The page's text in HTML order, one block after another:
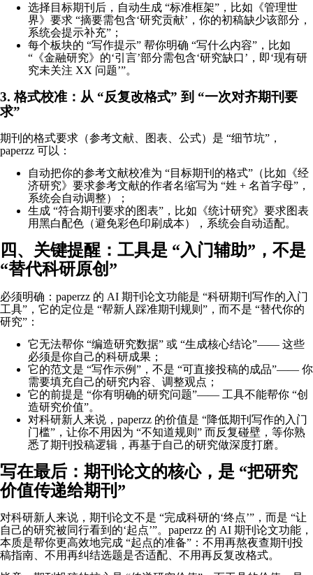
选择目标期刊后，自动生成 “标准框架”，比如《管理世
界》要求 “摘要需包含‘研究贡献’，你的初稿缺少该部分，
系统会提示补充”；
每个板块的 “写作提示” 帮你明确 “写什么内容”，比如
“《金融研究》的‘引言’部分需包含‘研究缺口’，即‘现有研
究未关注 XX 问题’”。
3. 格式校准：从 “反复改格式” 到 “一次对齐期刊要
求”
期刊的格式要求（参考文献、图表、公式）是 “细节坑”，
paperzz 可以：
自动把你的参考文献校准为 “目标期刊的格式”（比如《经
济研究》要求参考文献的作者名缩写为 “姓 + 名首字母”，
系统会自动调整）；
生成 “符合期刊要求的图表”，比如《统计研究》要求图表
用黑白配色（避免彩色印刷成本），系统会自动适配。
四、关键提醒：工具是 “入门辅助”，不是
“替代科研原创”
必须明确：paperzz 的 AI 期刊论文功能是 “科研期刊写作的入门
工具”，它的定位是 “帮新人踩准期刊规则”，而不是 “替代你的
研究”：
它无法帮你 “编造研究数据” 或 “生成核心结论”—— 这些
必须是你自己的科研成果；
它的范文是 “写作示例”，不是 “可直接投稿的成品”—— 你
需要填充自己的研究内容、调整观点；
它的前提是 “你有明确的研究问题”—— 工具不能帮你 “创
造研究价值”。
对科研新人来说，paperzz 的价值是 “降低期刊写作的入门
门槛”，让你不用因为 “不知道规则” 而反复碰壁，等你熟
悉了期刊投稿逻辑，再基于自己的研究做深度打磨。
写在最后：期刊论文的核心，是 “把研究
价值传递给期刊”
对科研新人来说，期刊论文不是 “完成科研的‘终点’”，而是 “让
自己的研究被同行看到的‘起点’”。paperzz 的 AI 期刊论文功能，
本质是帮你更高效地完成 “起点的准备”：不用再熬夜查期刊投
稿指南、不用再纠结选题是否适配、不用再反复改格式。